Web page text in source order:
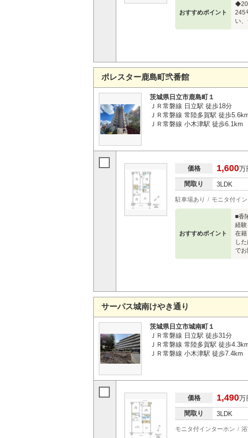
おすすめポイント
245
い
ポレスター鹿島町弐番館
茨城県日立市鹿島町１
ＪＲ常磐線 日立駅 徒歩18分
ＪＲ常磐線 常陸多賀駅 徒歩
ＪＲ常磐線 小木津駅 徒歩6.1km
価格 1,600万
間取り 3LDK
駐車場あり モニタ付イ
おすすめポイント
■香
経
在
し
で
サーパス城南けやき通り
茨城県日立市城南町１
ＪＲ常磐線 日立駅 徒歩31分
ＪＲ常磐線 常陸多賀駅 徒歩
ＪＲ常磐線 小木津駅 徒歩7.4km
価格 1,490万
間取り 3LDK
モニタ付インターホン